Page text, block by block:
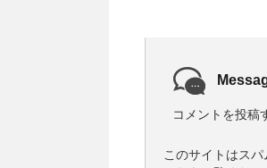
コメントを投稿
このサイトはスパ